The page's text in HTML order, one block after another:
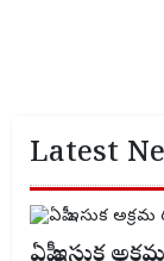
Latest